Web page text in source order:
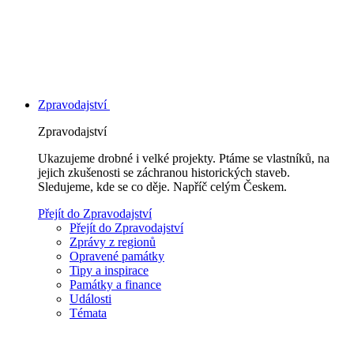
Zpravodajství
Zpravodajství
Ukazujeme drobné i velké projekty. Ptáme se vlastníků, na
jejich zkušenosti se záchranou historických staveb.
Sledujeme, kde se co děje. Napříč celým Českem.
Přejít do Zpravodajství
Přejít do Zpravodajství
Zprávy z regionů
Opravené památky
Tipy a inspirace
Památky a finance
Události
Témata